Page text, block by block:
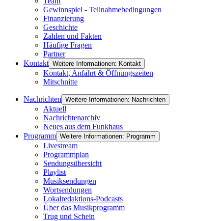
Gewinnspiel - Teilnahmebedingungen
Finanzierung
Geschichte
Zahlen und Fakten
Häufige Fragen
Partner
Kontakt Weitere Informationen: Kontakt
Kontakt, Anfahrt & Öffnungszeiten
Mitschnitte
Nachrichten Weitere Informationen: Nachrichten
Aktuell
Nachrichtenarchiv
Neues aus dem Funkhaus
Programm Weitere Informationen: Programm
Livestream
Programmplan
Sendungsübersicht
Playlist
Musiksendungen
Wortsendungen
Lokalredaktions-Podcasts
Über das Musikprogramm
Trug und Schein